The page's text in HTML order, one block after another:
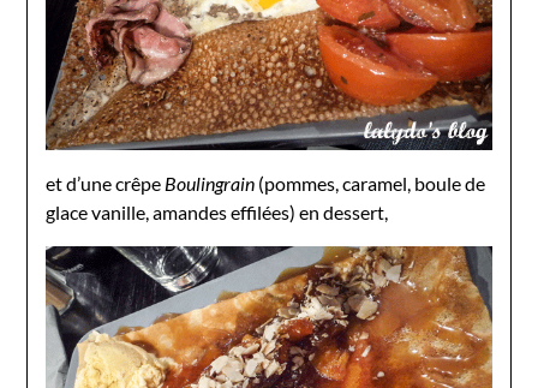
et d’une crêpe Boulingrain (pommes, caramel, boule de
glace vanille, amandes effilées) en dessert,